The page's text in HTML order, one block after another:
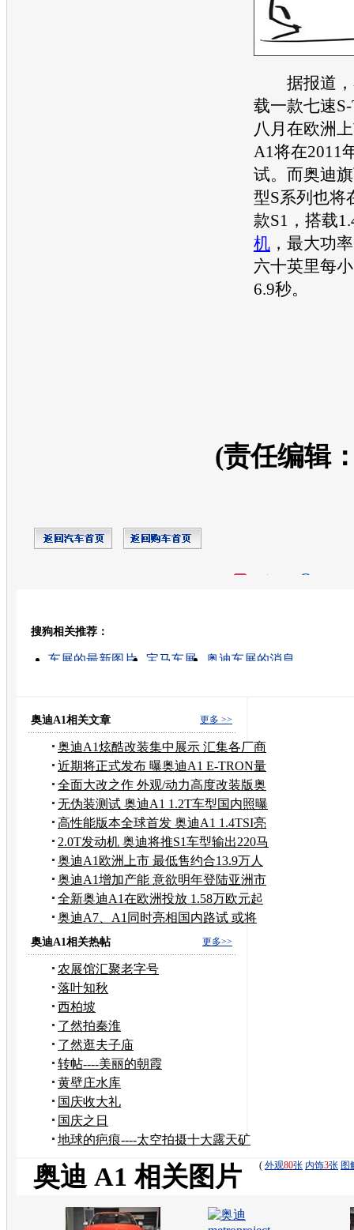
据报道，
载一款七速
八月在欧洲
A1将在2011
试。而奥迪
型S系列也将
款S1，搭载
机 ，最大功
六十英里每
6.9秒。
(责任编辑
搜狗相关推荐：
车展的最新图片 宝马车展
奥迪车展的消息
更多 >>
奥迪A1相关文章
奥迪A1炫酷改装集中展示 汇集各厂商
作品
近期将正式发布 曝奥迪A1 E-TRON量
产版
全面大改之作 外观/动力高度改装版奥
迪A1
无伪装测试 奥迪A1 1.2T车型国内照曝
光
高性能版本全球首发 奥迪A1 1.4TSI亮
相
2.0T发动机 奥迪将推S1车型输出220马
力
奥迪A1欧洲上市 最低售约合13.9万人
民币
奥迪A1增加产能 意欲明年登陆亚洲市
场
全新奥迪A1在欧洲投放 1.58万欧元起
售
奥迪A7、A1同时亮相国内路试 或将
引进
更多>>
奥迪A1相关热帖
农展馆汇聚老字号
落叶知秋
西柏坡
了然拍秦淮
了然逛夫子庙
转帖----美丽的朝霞
黄壁庄水库
国庆收大礼
国庆之日
地球的疤痕----太空拍摄十大露天矿
( 外观80张 内饰3张 图
奥迪 A1 相关图片